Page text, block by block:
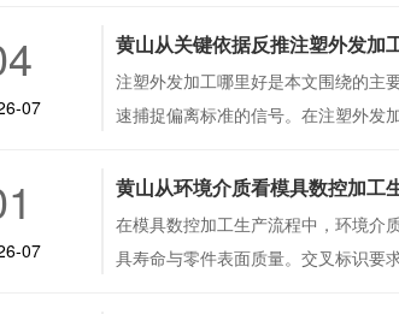
07
黄山从关键依据反推注塑外发加
注塑外发加工哪里好是本文围绕的主
速捕捉偏离标准的信号。在注塑外发
07
黄山从环境介质看模具数控加工
在模具数控加工生产流程中，环境
具寿命与零件表面质量。交叉标识要